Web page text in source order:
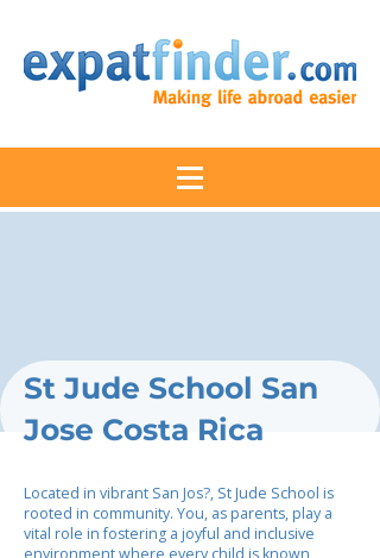
St Jude School San
Jose Costa Rica
Located in vibrant San Jos?, St Jude School is
rooted in community. You, as parents, play a
vital role in fostering a joyful and inclusive
environment where every child is known,